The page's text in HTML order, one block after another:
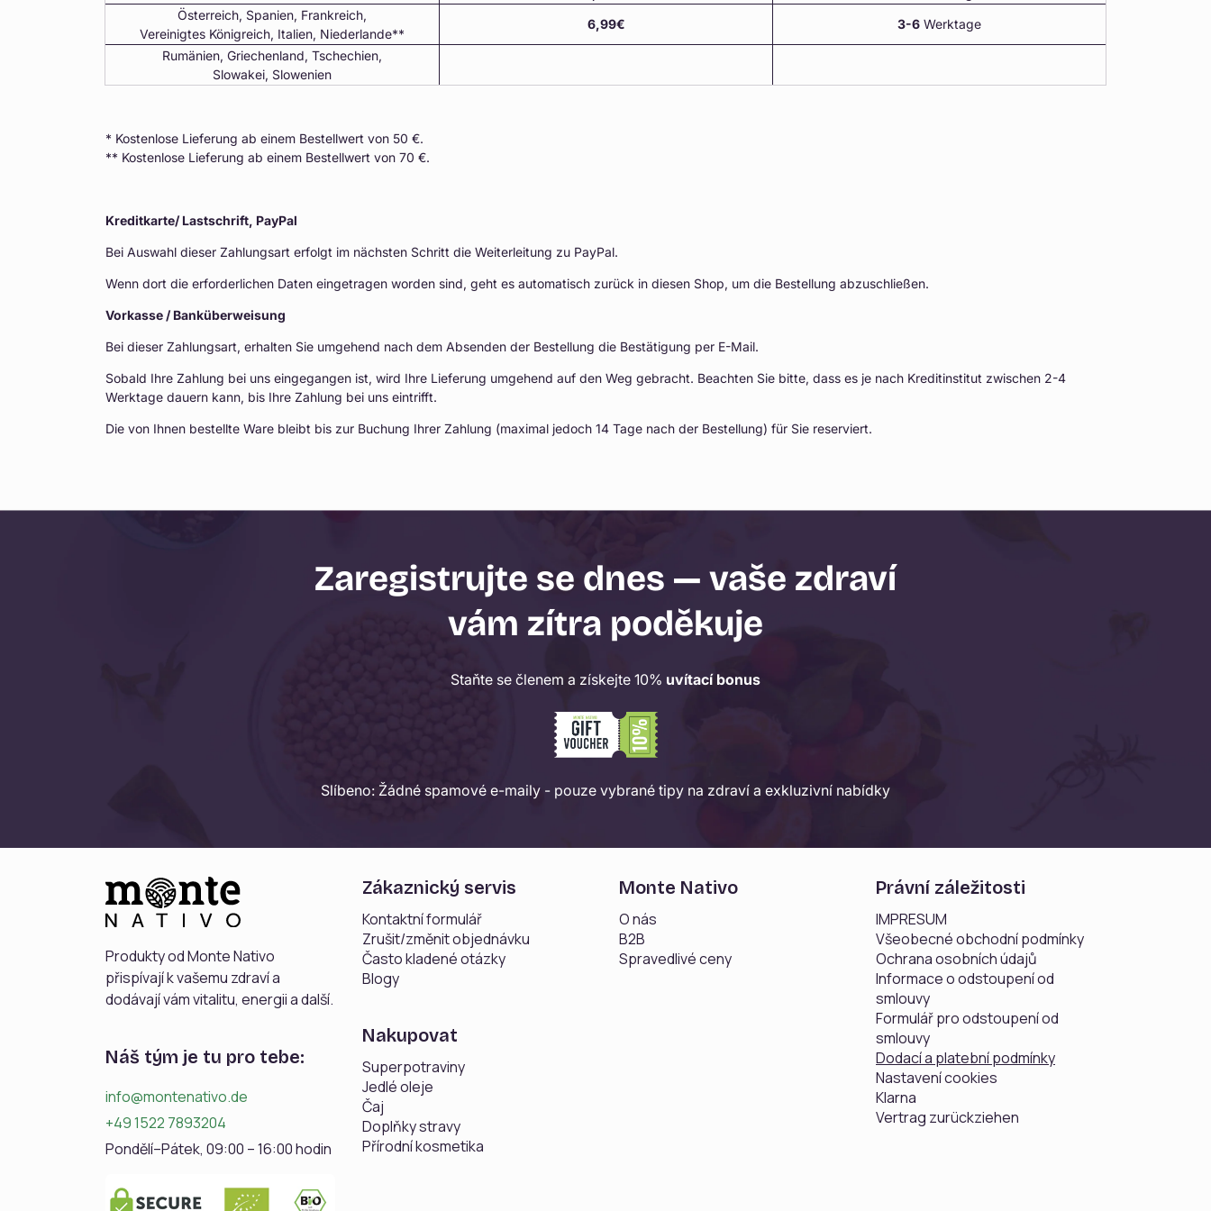
Österreich, Spanien, Frankreich,
Vereinigtes Königreich, Italien, Niederlande**
6,99€ 3-6 Werktage
Rumänien, Griechenland, Tschechien,
Slowakei, Slowenien
* Kostenlose Lieferung ab einem Bestellwert von 50 €.
** Kostenlose Lieferung ab einem Bestellwert von 70 €.
Kreditkarte/ Lastschrift, PayPal
Bei Auswahl dieser Zahlungsart erfolgt im nächsten Schritt die Weiterleitung zu PayPal.
Wenn dort die erforderlichen Daten eingetragen worden sind, geht es automatisch zurück in diesen Shop, um die Bestellung abzuschließen.
Vorkasse / Banküberweisung
Bei dieser Zahlungsart, erhalten Sie umgehend nach dem Absenden der Bestellung die Bestätigung per E-Mail.
Sobald Ihre Zahlung bei uns eingegangen ist, wird Ihre Lieferung umgehend auf den Weg gebracht. Beachten Sie bitte, dass es je nach Kreditinstitut zwischen 2-4
Werktage dauern kann, bis Ihre Zahlung bei uns eintrifft.
Die von Ihnen bestellte Ware bleibt bis zur Buchung Ihrer Zahlung (maximal jedoch 14 Tage nach der Bestellung) für Sie reserviert.
Zaregistrujte se dnes — vaše zdraví
vám zítra poděkuje
Staňte se členem a získejte 10% uvítací bonus
Slíbeno: Žádné spamové e-maily - pouze vybrané tipy na zdraví a exkluzivní nabídky
Produkty od Monte Nativo
přispívají k vašemu zdraví a
dodávají vám vitalitu, energii a další.
Náš tým je tu pro tebe:
info@montenativo.de
+49 1522 7893204
Pondělí–Pátek, 09:00 – 16:00 hodin
Zákaznický servis
Kontaktní formulář
Zrušit/změnit objednávku
Často kladené otázky
Blogy
Nakupovat
Superpotraviny
Jedlé oleje
Čaj
Doplňky stravy
Přírodní kosmetika
Monte Nativo
O nás
B2B
Spravedlivé ceny
Právní záležitosti
IMPRESUM
Všeobecné obchodní podmínky
Ochrana osobních údajů
Informace o odstoupení od
smlouvy
Formulář pro odstoupení od
smlouvy
Dodací a platební podmínky
Nastavení cookies
Klarna
Vertrag zurückziehen